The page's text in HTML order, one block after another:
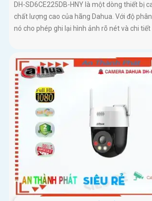
DH-SD6CE225DB-HNY là một dòng thiết bị
chất lượng cao của hãng Dahua. Với độ
nó cho phép ghi lại hình ảnh rõ nét và chi tiết